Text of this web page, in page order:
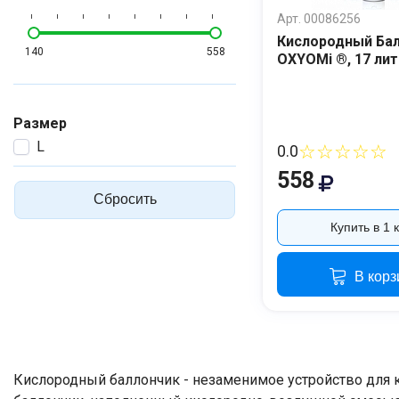
140 558
Размер
L
Сбросить
Арт. 00086256
Кислородный
OXYOMi ®, 17
0.0☆☆☆☆☆
558
Купить в 1
В
Кислородный баллончик - незаменимое устройство